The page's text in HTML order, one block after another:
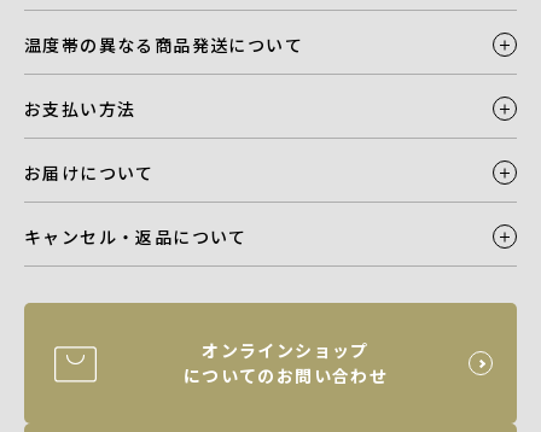
温度帯の異なる商品発送について
お支払い方法
お届けについて
キャンセル・返品について
オンラインショップ
についてのお問い合わせ